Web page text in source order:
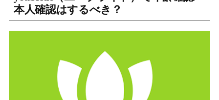
本人確認はするべき？